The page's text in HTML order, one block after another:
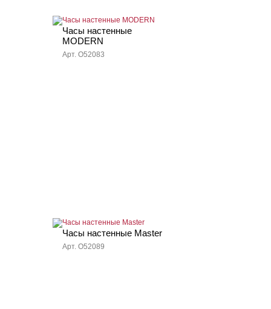
Часы настенные
MODERN
Арт. O52083
Часы настенные Master
Арт. O52089